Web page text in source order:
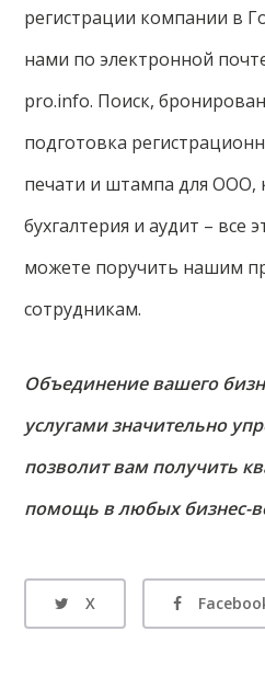
регистрации компании в
нами по электронной
pro.info. Поиск,
подготовка
печати и штампа для ООО,
бухгалтерия и аудит – все
можете поручить нашим
сотрудникам.
Объединение вашего
услугами значительно
позволит вам получить
помощь в любых бизнес-
X